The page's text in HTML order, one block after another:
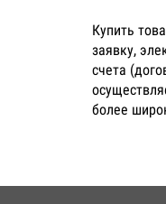
Купить
заявку,
счета
более